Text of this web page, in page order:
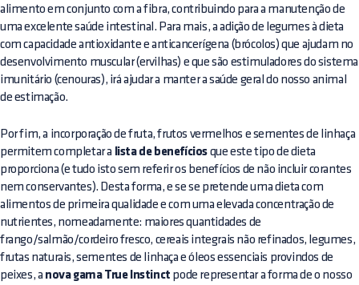
alimento em conjunto com a fibra, contribuindo para a manutenção de
uma excelente saúde intestinal. Para mais, a adição de legumes à dieta
com capacidade antioxidante e anticancerígena (brócolos) que ajudam no
desenvolvimento muscular (ervilhas) e que são estimuladores do sistema
imunitário (cenouras), irá ajudar a manter a saúde geral do nosso animal
de estimação.
Por fim, a incorporação de fruta, frutos vermelhos e sementes de linhaça
permitem completar a lista de benefícios que este tipo de dieta
proporciona (e tudo isto sem referir os benefícios de não incluir corantes
nem conservantes). Desta forma, e se se pretende uma dieta com
alimentos de primeira qualidade e com uma elevada concentração de
nutrientes, nomeadamente: maiores quantidades de
frango/salmão/cordeiro fresco, cereais integrais não refinados, legumes,
frutas naturais, sementes de linhaça e óleos essenciais provindos de
peixes, a nova gama True Instinct pode representar a forma de o nosso